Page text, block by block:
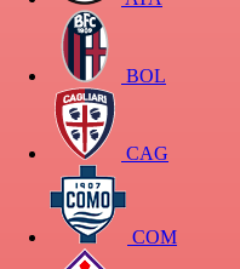
BOL
CAG
COM